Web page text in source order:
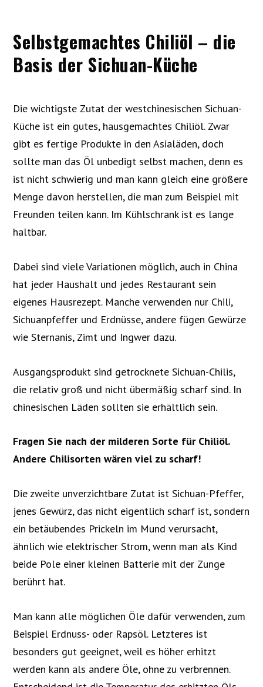
Selbstgemachtes Chiliöl – die
Basis der Sichuan-Küche
Die wichtigste Zutat der westchinesischen Sichuan-
Küche ist ein gutes, hausgemachtes Chiliöl. Zwar
gibt es fertige Produkte in den Asialäden, doch
sollte man das Öl unbedigt selbst machen, denn es
ist nicht schwierig und man kann gleich eine größere
Menge davon herstellen, die man zum Beispiel mit
Freunden teilen kann. Im Kühlschrank ist es lange
haltbar.
Dabei sind viele Variationen möglich, auch in China
hat jeder Haushalt und jedes Restaurant sein
eigenes Hausrezept. Manche verwenden nur Chili,
Sichuanpfeffer und Erdnüsse, andere fügen Gewürze
wie Sternanis, Zimt und Ingwer dazu.
Ausgangsprodukt sind getrocknete Sichuan-Chilis,
die relativ groß und nicht übermäßig scharf sind. In
chinesischen Läden sollten sie erhältlich sein.
Fragen Sie nach der milderen Sorte für Chiliöl.
Andere Chilisorten wären viel zu scharf!
Die zweite unverzichtbare Zutat ist Sichuan-Pfeffer,
jenes Gewürz, das nicht eigentlich scharf ist, sondern
ein betäubendes Prickeln im Mund verursacht,
ähnlich wie elektrischer Strom, wenn man als Kind
beide Pole einer kleinen Batterie mit der Zunge
berührt hat.
Man kann alle möglichen Öle dafür verwenden, zum
Beispiel Erdnuss- oder Rapsöl. Letzteres ist
besonders gut geeignet, weil es höher erhitzt
werden kann als andere Öle, ohne zu verbrennen.